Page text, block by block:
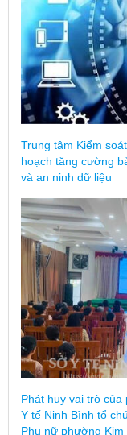
Trung tâm Kiểm
hoạch tăng cường
và an ninh dữ liệu
Phát huy vai trò
Y tế Ninh Bình tổ
Phụ nữ phường Kim